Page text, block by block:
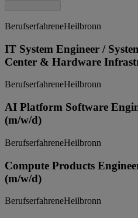
BerufserfahreneHeilbronn
IT System Engineer /
Center & Hardware
BerufserfahreneHeilbronn
AI Platform Software
(m/w/d)
BerufserfahreneHeilbronn
Compute Products
(m/w/d)
BerufserfahreneHeilbronn